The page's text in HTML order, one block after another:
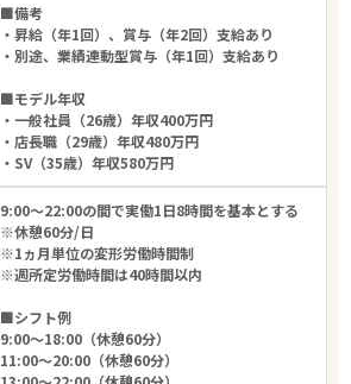
■備考
・昇給（年1回）、賞与（年2回）支給あり
・別途、業績連動型賞与（年1回）支給あり
■モデル年収
・一般社員（26歳）年収400万円
・店長職（29歳）年収480万円
・SV（35歳）年収580万円
9:00～22:00の間で実働1日8時間を基本とする
※休憩60分/日
※1ヵ月単位の変形労働時間制
※週所定労働時間は40時間以内
■シフト例
9:00～18:00（休憩60分）
11:00～20:00（休憩60分）